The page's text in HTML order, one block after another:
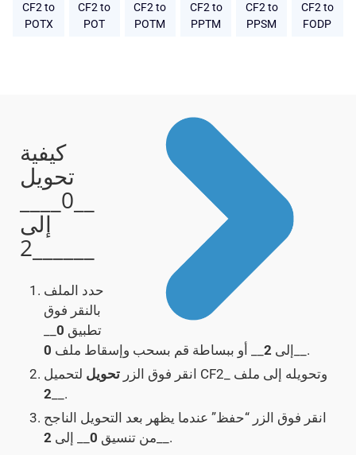
CF2 to
POTX
CF2 to
POT
CF2 to
POTM
CF2 to
PPTM
CF2 to
PPSM
CF2 to
FODP
كيفية
تحويل
__0____
إلى
حدد الملف
بالنقر فوق
تطبيق 0
إلى 2 __ أو ببساطة قم بسحب وإسقاط ملف 0
__.
انقر فوق الزر تحويل
لتحميل CF2_ وتحويله إلى ملف
2 __.
انقر فوق الزر “حفظ” عندما يظهر بعد التحويل الناجح
من تنسيق 0 __ إلى 2
__.